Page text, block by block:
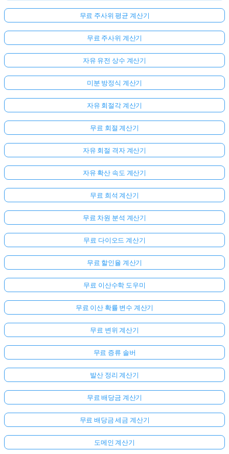
무료 주사위 평균 계산기
무료 주사위 계산기
자유 유전 상수 계산기
미분 방정식 계산기
자유 회절각 계산기
무료 회절 계산기
자유 회절 격자 계산기
자유 확산 속도 계산기
무료 희석 계산기
무료 차원 분석 계산기
무료 다이오드 계산기
무료 할인율 계산기
무료 이산수학 도우미
무료 이산 확률 변수 계산기
무료 변위 계산기
무료 증류 솔버
발산 정리 계산기
무료 배당금 계산기
무료 배당금 세금 계산기
도메인 계산기